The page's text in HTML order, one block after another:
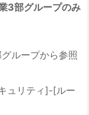
部グループのみ
ループから参照
ュリティ]-[ルー